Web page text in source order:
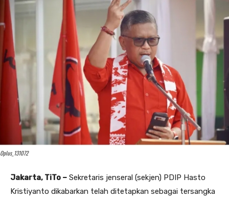
Oplus_131072
Jakarta, TiTo – Sekretaris jenseral (sekjen) PDIP Hasto
Kristiyanto dikabarkan telah ditetapkan sebagai tersangka